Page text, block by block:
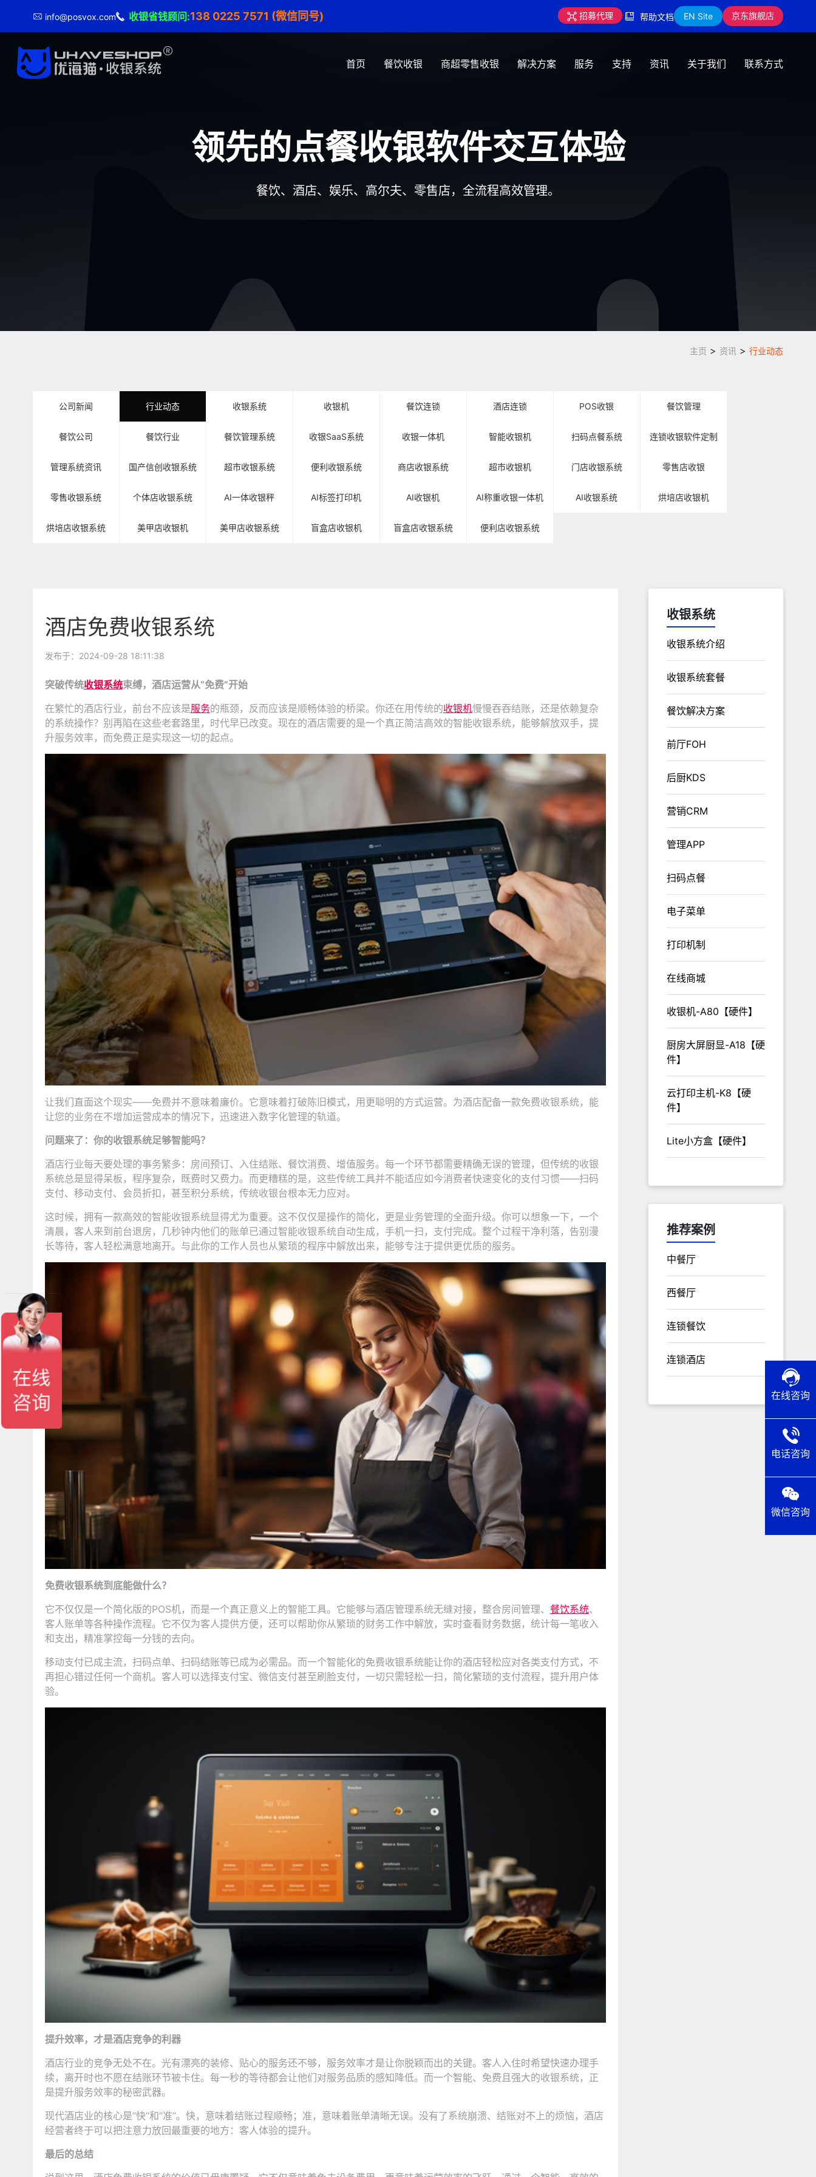
info@posvox.com 收银省钱顾问:138 0225 7571 (微信同号) 招募代理 帮助文档 EN Site 京东旗舰店
首页 餐饮收银 商超零售收银 解决方案 服务 支持 资讯 关于我们 联系方式
领先的点餐收银软件交互体验
餐饮、酒店、娱乐、高尔夫、零售店，全流程高效管理。
主页 > 资讯 >行业动态
公司新闻 行业动态 收银系统 收银机 餐饮连锁 酒店连锁 POS收银 餐饮管理
餐饮公司 餐饮行业 餐饮管理系统 收银SaaS系统 收银一体机 智能收银机 扫码点餐系统 连锁收银软件定制
管理系统资讯 国产信创收银系统 超市收银系统 便利收银系统 商店收银系统 超市收银机 门店收银系统 零售店收银
零售收银系统 个体店收银系统 AI一体收银秤 AI标签打印机 AI收银机 AI称重收银一体机 AI收银系统 烘培店收银机
烘培店收银系统 美甲店收银机 美甲店收银系统 盲盒店收银机 盲盒店收银系统 便利店收银系统
酒店免费收银系统
发布于：2024-09-28 18:11:38
突破传统收银系统束缚，酒店运营从“免费”开始
在繁忙的酒店行业，前台不应该是服务的瓶颈，反而应该是顺畅体验的桥梁。你还在用传统的收银机慢慢吞吞结账，还是依赖复杂
的系统操作？别再陷在这些老套路里，时代早已改变。现在的酒店需要的是一个真正简洁高效的智能收银系统，能够解放双手，提
升服务效率，而免费正是实现这一切的起点。
让我们直面这个现实——免费并不意味着廉价。它意味着打破陈旧模式，用更聪明的方式运营。为酒店配备一款免费收银系统，能
让您的业务在不增加运营成本的情况下，迅速进入数字化管理的轨道。
问题来了：你的收银系统足够智能吗？
酒店行业每天要处理的事务繁多：房间预订、入住结账、餐饮消费、增值服务。每一个环节都需要精确无误的管理，但传统的收银
系统总是显得呆板，程序复杂，既费时又费力。而更糟糕的是，这些传统工具并不能适应如今消费者快速变化的支付习惯——扫码
支付、移动支付、会员折扣，甚至积分系统，传统收银台根本无力应对。
这时候，拥有一款高效的智能收银系统显得尤为重要。这不仅仅是操作的简化，更是业务管理的全面升级。你可以想象一下，一个
清晨，客人来到前台退房，几秒钟内他们的账单已通过智能收银系统自动生成，手机一扫，支付完成。整个过程干净利落，告别漫
长等待，客人轻松满意地离开。与此你的工作人员也从繁琐的程序中解放出来，能够专注于提供更优质的服务。
免费收银系统到底能做什么？
它不仅仅是一个简化版的POS机，而是一个真正意义上的智能工具。它能够与酒店管理系统无缝对接，整合房间管理、 餐饮系统、
客人账单等各种操作流程。它不仅为客人提供方便，还可以帮助你从繁琐的财务工作中解放，实时查看财务数据，统计每一笔收入
和支出，精准掌控每一分钱的去向。
移动支付已成主流，扫码点单、扫码结账等已成为必需品。而一个智能化的免费收银系统能让你的酒店轻松应对各类支付方式，不
再担心错过任何一个商机。客人可以选择支付宝、微信支付甚至刷脸支付，一切只需轻松一扫，简化繁琐的支付流程，提升用户体
验。
提升效率，才是酒店竞争的利器
酒店行业的竞争无处不在。光有漂亮的装修、贴心的服务还不够，服务效率才是让你脱颖而出的关键。客人入住时希望快速办理手
续，离开时也不愿在结账环节被卡住。每一秒的等待都会让他们对服务品质的感知降低。而一个智能、免费且强大的收银系统，正
是提升服务效率的秘密武器。
现代酒店业的核心是“快”和“准”。快，意味着结账过程顺畅；准，意味着账单清晰无误。没有了系统崩溃、结账对不上的烦恼，酒店
经营者终于可以把注意力放回最重要的地方：客人体验的提升。
最后的总结
收银系统
收银系统介绍
收银系统套餐
餐饮解决方案
前厅FOH
后厨KDS
营销CRM
管理APP
扫码点餐
电子菜单
打印机制
在线商城
收银机-A80【硬件】
厨房大屏厨显-A18【硬
件】
云打印主机-K8【硬
件】
Lite小方盒【硬件】
推荐案例
中餐厅
西餐厅
连锁餐饮
连锁酒店
在线咨询
电话咨询
微信咨询